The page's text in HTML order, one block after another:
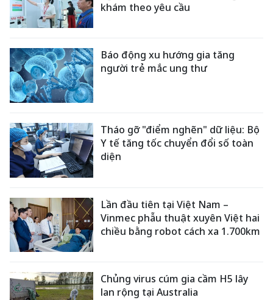
khám theo yêu cầu
Báo động xu hướng gia tăng
người trẻ mắc ung thư
Tháo gỡ "điểm nghẽn" dữ liệu: Bộ
Y tế tăng tốc chuyển đổi số toàn
diện
Lần đầu tiên tại Việt Nam –
Vinmec phẫu thuật xuyên Việt hai
chiều bằng robot cách xa 1.700km
Chủng virus cúm gia cầm H5 lây
lan rộng tại Australia